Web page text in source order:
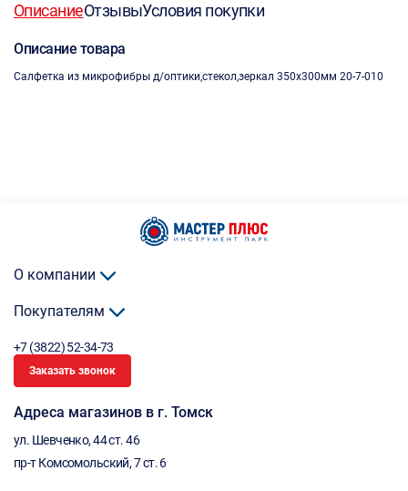
ОписаниеОтзывыУсловия покупки
Описание товара
Салфетка из микрофибры д/оптики,стекол,зеркал 350х300мм 20-7-010
О компании
Покупателям
+7 (3822) 52-34-73
Заказать звонок
Адреса магазинов в г. Томск
ул. Шевченко, 44 ст. 46
пр-т Комсомольский, 7 ст. 6